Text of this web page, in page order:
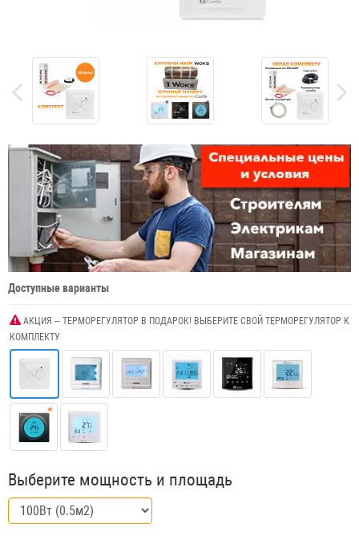
Доступные варианты
АКЦИЯ – ТЕРМОРЕГУЛЯТОР В ПОДАРОК! ВЫБЕРИТЕ СВОЙ ТЕРМОРЕГУЛЯТОР К
КОМПЛЕКТУ
Выберите мощность и площадь